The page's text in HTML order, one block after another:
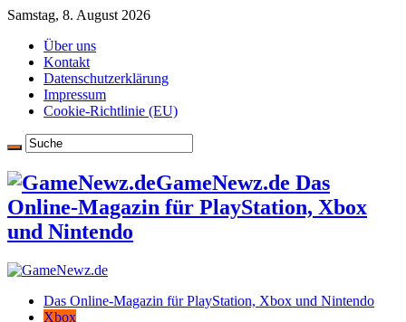
Samstag, 8. August 2026
Über uns
Kontakt
Datenschutzerklärung
Impressum
Cookie-Richtlinie (EU)
GameNewz.de Das
Online-Magazin für PlayStation, Xbox
und Nintendo
Das Online-Magazin für PlayStation, Xbox und Nintendo
Xbox